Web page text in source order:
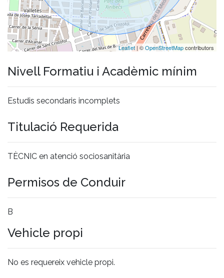
Leaflet | ©OpenStreetMapcontributors
Nivell Formatiu i Acadèmic mínim
Estudis secondaris incomplets
Titulació Requerida
TÈCNIC en atenció sociosanitària
Permisos de Conduir
B
Vehicle propi
No es requereix vehicle propi.